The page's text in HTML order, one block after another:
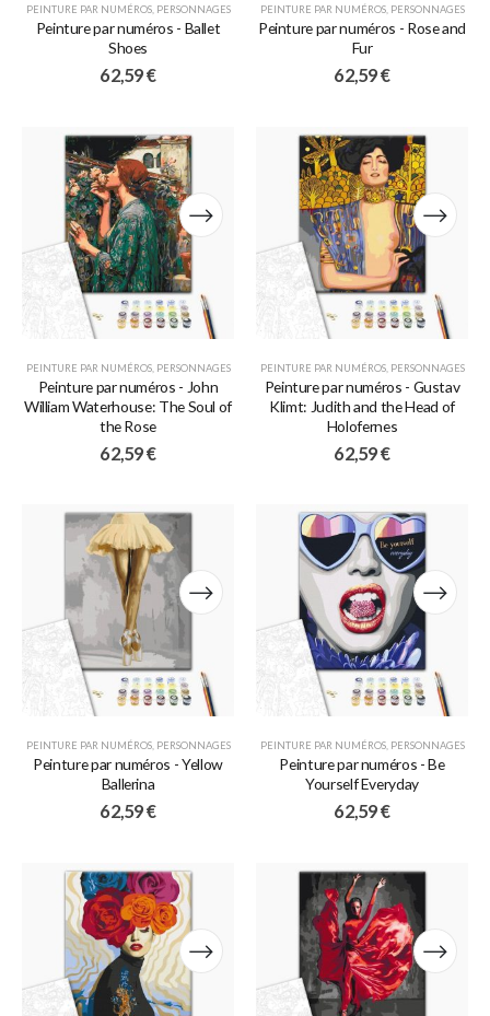
PEINTURE PAR NUMÉROS, PERSONNAGES
Peinture par numéros - Ballet
Shoes
62,59€
PEINTURE PAR NUMÉROS, PERSONNAGES
Peinture par numéros - Rose and
Fur
62,59€
PEINTURE PAR NUMÉROS, PERSONNAGES
Peinture par numéros - John
William Waterhouse: The Soul of
the Rose
62,59€
PEINTURE PAR NUMÉROS, PERSONNAGES
Peinture par numéros - Gustav
Klimt: Judith and the Head of
Holofernes
62,59€
PEINTURE PAR NUMÉROS, PERSONNAGES
Peinture par numéros - Yellow
Ballerina
62,59€
PEINTURE PAR NUMÉROS, PERSONNAGES
Peinture par numéros - Be
Yourself Everyday
62,59€